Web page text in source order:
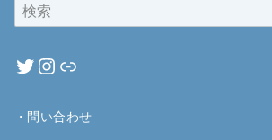
・ 問い合わせ